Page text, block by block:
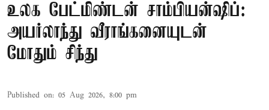
உலக பேட்மிண்டன் சாம்பியன்ஷிப்:
அயர்லாந்து வீராங்கனையுடன்
மோதும் சிந்து
Published on: 05 Aug 2026, 8:00 pm